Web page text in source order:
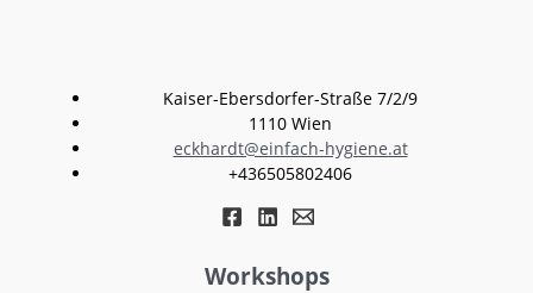
Kaiser-Ebersdorfer-Straße 7/2/9
1110 Wien
eckhardt@einfach-hygiene.at
+436505802406
Workshops